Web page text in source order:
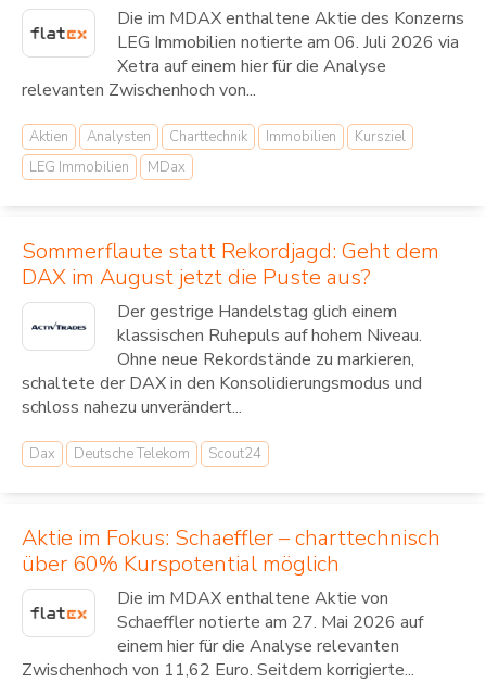
Die im MDAX enthaltene Aktie des Konzerns
LEG Immobilien notierte am 06. Juli 2026 via
Xetra auf einem hier für die Analyse
relevanten Zwischenhoch von...
Aktien Analysten Charttechnik Immobilien
Kursziel
LEG Immobilien
MDax
Sommerflaute statt Rekordjagd: Geht dem
DAX im August jetzt die Puste aus?
Der gestrige Handelstag glich einem
klassischen Ruhepuls auf hohem Niveau.
Ohne neue Rekordstände zu markieren,
schaltete der DAX in den Konsolidierungsmodus und
schloss nahezu unverändert...
Dax Deutsche Telekom Scout24
Aktie im Fokus: Schaeffler – charttechnisch
über 60% Kurspotential möglich
Die im MDAX enthaltene Aktie von
Schaeffler notierte am 27. Mai 2026 auf
einem hier für die Analyse relevanten
Zwischenhoch von 11,62 Euro. Seitdem korrigierte...